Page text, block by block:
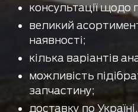
консультації щодо
великий
наявності;
кілька варіантів
можливість
запчастину;
доставку по Україні.